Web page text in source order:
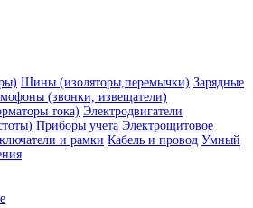
Шины (изоляторы,перемычки) Зарядные
(звонки, извещатели)
тока) Электродвигатели
Приборы учета Электрощитовое
и рамки Кабель и провод Умный